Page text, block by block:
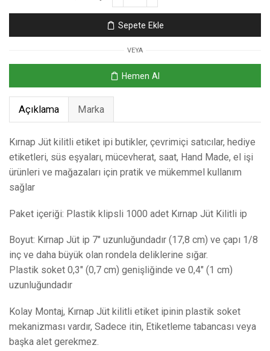
Sepete Ekle
VEYA
Hemen Al
Açıklama Marka
Kırnap Jüt kilitli etiket ipi butikler, çevrimiçi satıcılar, hediye
etiketleri, süs eşyaları, mücevherat, saat, Hand Made, el işi
ürünleri ve mağazaları için pratik ve mükemmel kullanım
sağlar
Paket içeriği: Plastik klipsli 1000 adet Kırnap Jüt Kilitli ip
Boyut: Kırnap Jüt ip 7″ uzunluğundadır (17,8 cm) ve çapı 1/8
inç ve daha büyük olan rondela deliklerine sığar.
Plastik soket 0,3″ (0,7 cm) genişliğinde ve 0,4″ (1 cm)
uzunluğundadır
Kolay Montaj, Kırnap Jüt kilitli etiket ipinin plastik soket
mekanizması vardır, Sadece itin, Etiketleme tabancası veya
başka alet gerekmez.